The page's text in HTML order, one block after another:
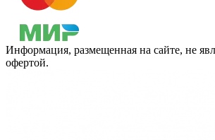
Информация, размещенная на сайте, не
офертой.